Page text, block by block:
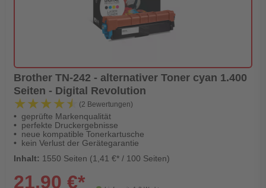
Brother TN-242 - alternativer Toner cyan 1.400
Seiten - Digital Revolution
★★★★★
★★★★★ (2 Bewertungen)
geprüfte Markenqualität
perfekte Druckergebnisse
neue kompatible Tonerkartusche
kein Verlust der Gerätegarantie
Inhalt: 1550 Seiten (1,41 €* / 100 Seiten)
21,90 €*